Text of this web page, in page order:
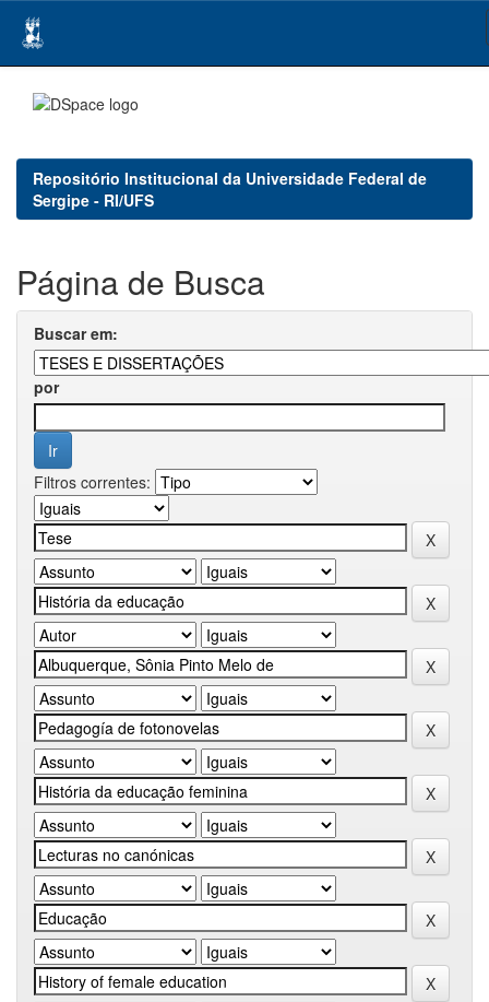
navigation
Repositório Institucional da Universidade Federal de
Sergipe - RI/UFS
Página de Busca
Buscar em:
por
Filtros correntes: